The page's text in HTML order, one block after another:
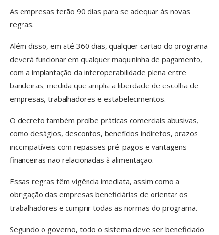
As empresas terão 90 dias para se adequar às novas
regras.
Além disso, em até 360 dias, qualquer cartão do programa
deverá funcionar em qualquer maquininha de pagamento,
com a implantação da interoperabilidade plena entre
bandeiras, medida que amplia a liberdade de escolha de
empresas, trabalhadores e estabelecimentos.
O decreto também proíbe práticas comerciais abusivas,
como deságios, descontos, benefícios indiretos, prazos
incompatíveis com repasses pré-pagos e vantagens
financeiras não relacionadas à alimentação.
Essas regras têm vigência imediata, assim como a
obrigação das empresas beneficiárias de orientar os
trabalhadores e cumprir todas as normas do programa.
Segundo o governo, todo o sistema deve ser beneficiado